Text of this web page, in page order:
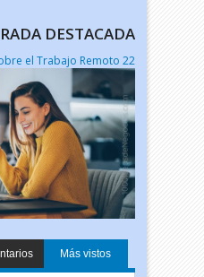
DESTACADA
22 Datos Sorpendentes Sobre el Trabajo Remoto
Más vistos